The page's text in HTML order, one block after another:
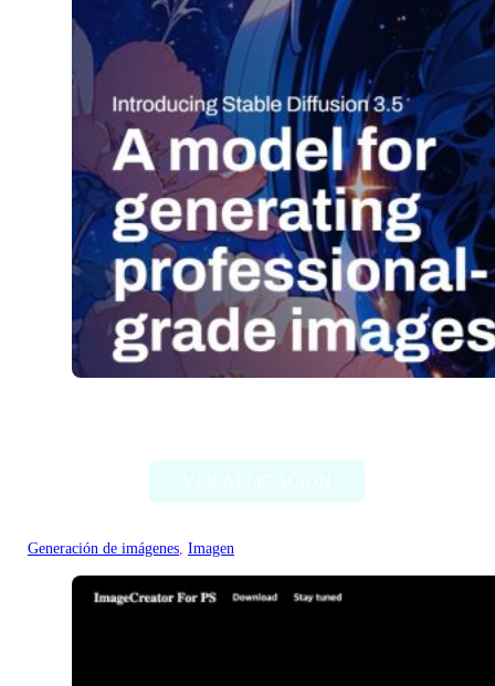
Generación de imágenes, Imagen